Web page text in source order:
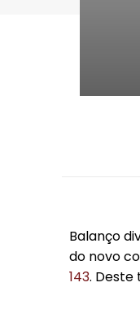
Balanço
do novo
143. Deste